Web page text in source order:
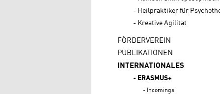
Heilpraktiker für
Kreative Agilität
FÖRDERVEREIN
PUBLIKATIONEN
INTERNATIONALES
ERASMUS+
Incomings